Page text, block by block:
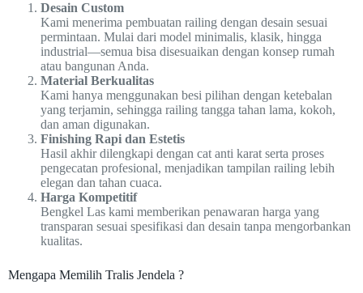
Desain Custom
Kami menerima pembuatan railing dengan desain sesuai
permintaan. Mulai dari model minimalis, klasik, hingga
industrial—semua bisa disesuaikan dengan konsep rumah
atau bangunan Anda.
Material Berkualitas
Kami hanya menggunakan besi pilihan dengan ketebalan
yang terjamin, sehingga railing tangga tahan lama, kokoh,
dan aman digunakan.
Finishing Rapi dan Estetis
Hasil akhir dilengkapi dengan cat anti karat serta proses
pengecatan profesional, menjadikan tampilan railing lebih
elegan dan tahan cuaca.
Harga Kompetitif
Bengkel Las kami memberikan penawaran harga yang
transparan sesuai spesifikasi dan desain tanpa mengorbankan
kualitas.
Mengapa Memilih Tralis Jendela ?